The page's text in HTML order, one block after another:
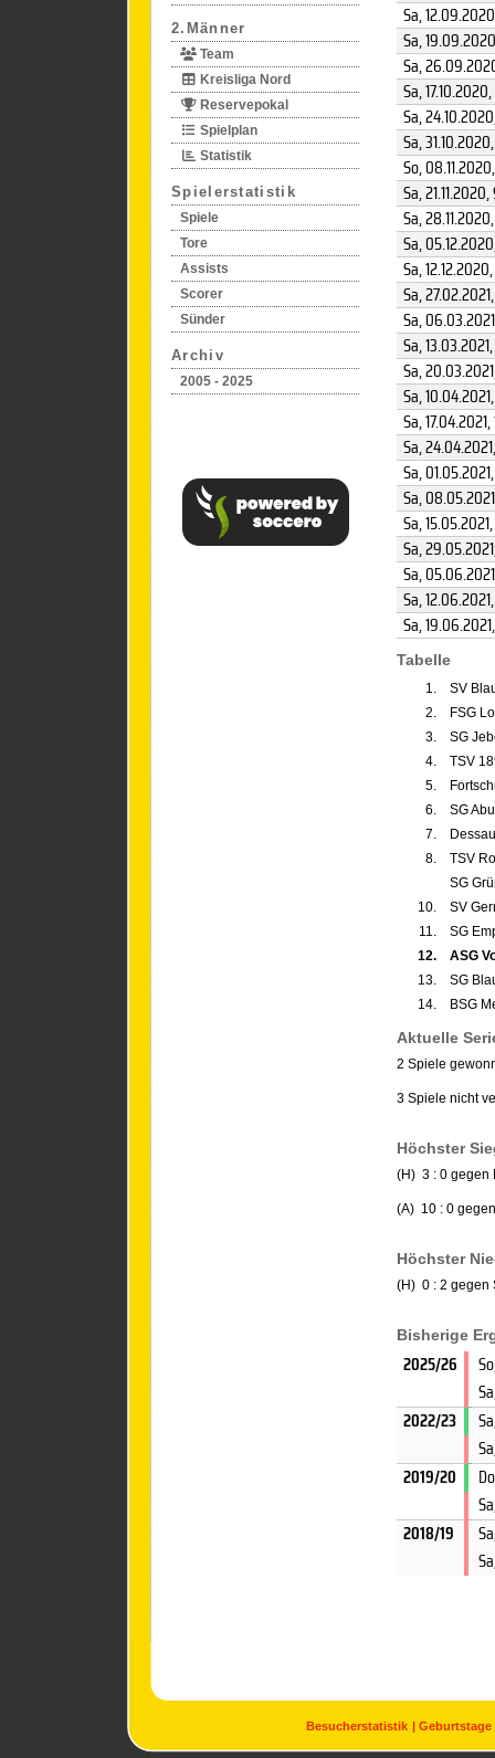
2.Männer
Team
Kreisliga Nord
Reservepokal
Spielplan
Statistik
Spielerstatistik
Spiele
Tore
Assists
Scorer
Sünder
Archiv
2005 - 2025
Sa, 12.09.2020
Sa, 19.09.2020
Sa,
Sa, 17.10.2020,
Sa, 24.10.2020
Sa, 31.10.2020
So, 08.11.2020
Sa, 21.11.2020,
Sa, 28.11.2020
Sa, 05.12.2020
Sa, 12.12.2020,
Sa, 27.02.2021
Sa, 06.03.2021
Sa, 13.03.2021,
Sa, 20.03.2021
Sa, 10.04.2021
Sa, 17.04.2021,
Sa, 24.04.2021
Sa, 01.05.2021
Sa, 08.05.2021
Sa, 15.05.2021
Sa, 29.05.2021
Sa, 05.06.2021
Sa, 12.06.2021
Sa, 19.06.2021
Tabelle
1.
SV
2.
FSG
3.
SG
4.
TSV
5.
6.
SG
7.
8.
TSV
SG
10.
SV
11.
SG
12.
ASG
13.
SG
14.
BSG
Aktuelle
2 Spiele
3 Spiele nicht
Höchster
(H) 3 : 0 gegen
(A) 10 : 0
Höchster
(H) 0 : 2 gegen
Bisherige
2025/26
2022/23
2019/20
2018/19
Besucherstatistik Geburtstage